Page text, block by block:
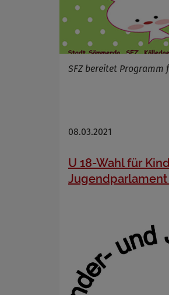
SFZ bereitet Programm
08.03.2021
U 18-Wahl für
Jugendparlament